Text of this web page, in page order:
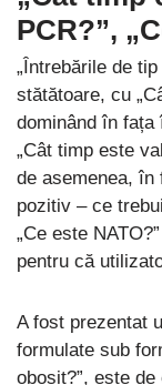
PCR?”,
„Întrebările de
stătătoare, cu
dominând în fața
„Cât timp este
de asemenea, în
pozitiv – ce
„Ce este
pentru că
A fost prezentat
formulate sub
obosit?”, este